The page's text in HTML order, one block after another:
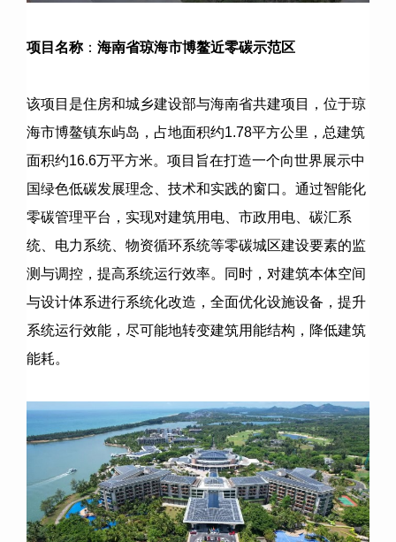
项目名称： 海南省琼海市博鳌近零碳示范区
该项目是住房和城乡建设部与海南省共建项目，位于琼
海市博鳌镇东屿岛，占地面积约1.78平方公里，总建筑
面积约16.6万平方米。项目旨在打造一个向世界展示中
国绿色低碳发展理念、技术和实践的窗口。通过智能化
零碳管理平台，实现对建筑用电、市政用电、碳汇系
统、电力系统、物资循环系统等零碳城区建设要素的监
测与调控，提高系统运行效率。同时，对建筑本体空间
与设计体系进行系统化改造，全面优化设施设备，提升
系统运行效能，尽可能地转变建筑用能结构，降低建筑
能耗。